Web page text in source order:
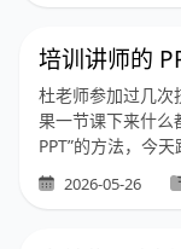
培训讲师的
杜老师参加过几次
果一节课下来什么
PPT”的方法，今天
2026-05-26